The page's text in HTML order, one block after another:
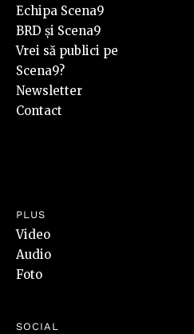
Echipa Scena9
BRD și Scena9
Vrei să publici pe
Scena9?
Newsletter
Contact
PLUS
Video
Audio
Foto
SOCIAL